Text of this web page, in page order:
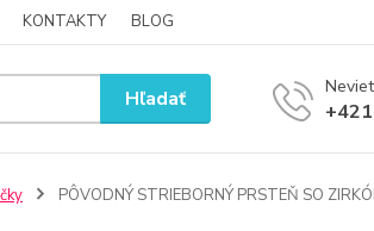
KONTAKTY BLOG
Hľadať
PÔVODNÝ STRIEBORNÝ PRSTEŇ SO